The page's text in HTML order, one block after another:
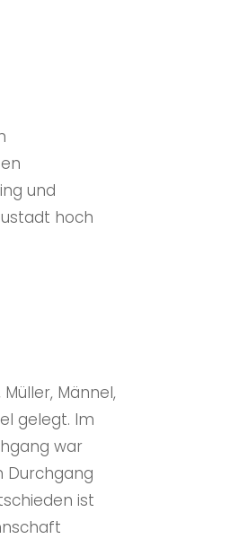
und
hoch
Männel,
gelegt. Im
war
Durchgang
ist